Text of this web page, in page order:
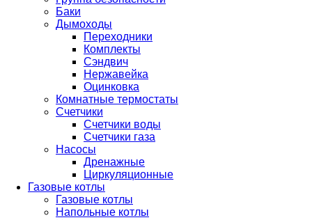
Баки
Дымоходы
Переходники
Комплекты
Сэндвич
Нержавейка
Оцинковка
Комнатные термостаты
Счетчики
Счетчики воды
Счетчики газа
Насосы
Дренажные
Циркуляционные
Газовые котлы
Газовые котлы
Напольные котлы